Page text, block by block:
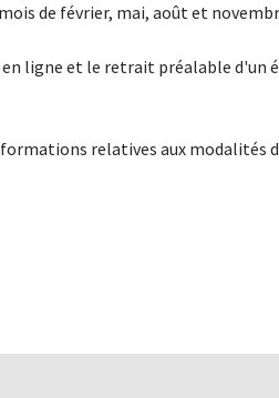
de février, mai, août et
ligne et le retrait préalable d'un
relatives aux modalités